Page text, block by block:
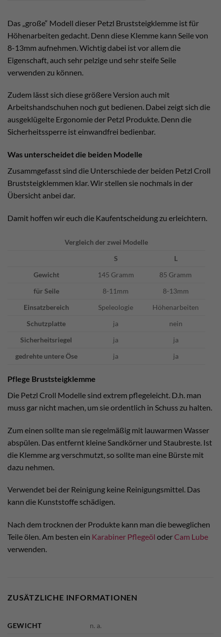
Das „große“ Modell dieser Petzl Bruststeigklemme ist für
Höhenarbeiten gedacht. Denn diese Klemme kann Seile von
8-13mm aufnehmen. Wichtig dabei ist vor allem die
Eigenschaft, auch sehr pelzige und sehr steife Seile
verwenden zu können.
Zudem lässt sich diese größere Version auch mit
Arbeitshandschuhen noch gut bedienen. Dabei zeigt sich die
ausgeklügelte Ergonomie der Petzl Produkte. Denn die
Sicherheitssperre ist einwandfrei bedienbar.
Was unterscheidet die beiden Modelle
Zusammgefasst sind die Unterschiede der beiden Petzl Croll
Bruststeigklemmen klar. Wir stellen sie nochmals in der
Übersicht anbei dar.
Damit hoffen wir euch die Kaufentscheidung zu erleichtern.
Vergleich der zwei Modelle
S
L
Gewicht
145 Gramm
85 Gramm
für Seile
8-11mm
8-13mm
Einsatzbereich
Speleologie
Höhenarbeiten
Schutzplatte
ja
nein
Sicherheitsriegel
ja
ja
gedrehte untere Öse
ja ja
Pflege Bruststeigklemme
Die Petzl Croll Modelle sind extrem pflegeleicht. D.h. man
muss gar nicht machen, um sie ordentlich in Schuss zu halten.
Zum einen sollte man sie regelmäßig mit lauwarmen Wasser
abspülen. Das entfernt kleine Sandkörner und Staubreste. Ist
die Klemme arg verschmutzt, so sollte man eine Bürste mit
dazu nehmen.
Verwendet bei der Reinigung keine Reinigungsmittel. Das
kann die Kunststoffe schädigen.
Nach dem trocknen der Produkte kann man die beweglichen
Teile ölen. Am besten ein Karabiner Pflegeöl oderCam Lube
verwenden.
ZUSÄTZLICHE INFORMATIONEN
GEWICHT
n. a.